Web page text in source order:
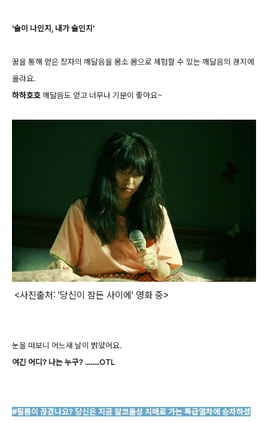
‘술이 나인지, 내가 술인지’
꿈을 통해 얻은 장자의 깨달음을 몸소 몸으로 체험할 수 있는 깨달음의 경지에
올라요.
하하호호깨달음도 얻고 너무나 기분이 좋아요~
<사진출처: '당신이 잠든 사이에' 영화 중>
눈을 떠보니 어느새 날이 밝았어요.
여긴 어디? 나는 누구? ........OTL
#필름이 끊겼나요? 당신은 지금 알코올성 치매로 가는 특급열차에 승차하셨